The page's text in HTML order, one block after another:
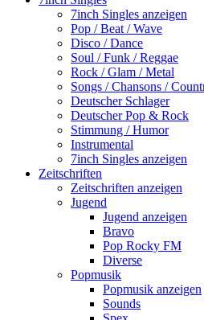
7inch Singles anzeigen
Pop / Beat / Wave
Disco / Dance
Soul / Funk / Reggae
Rock / Glam / Metal
Songs / Chansons /
Deutscher Schlager
Deutscher Pop & Rock
Stimmung / Humor
Instrumental
7inch Singles anzeigen
Zeitschriften
Zeitschriften anzeigen
Jugend
Jugend anzeigen
Bravo
Pop Rocky FM
Diverse
Popmusik
Popmusik anzeigen
Sounds